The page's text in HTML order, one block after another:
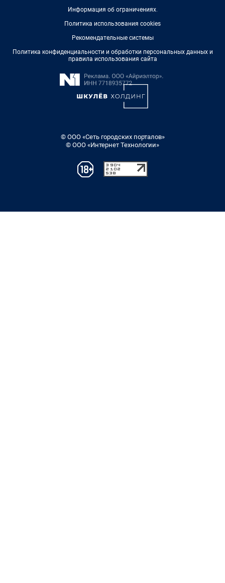
Информация об ограничениях.
Политика использования cookies
Рекомендательные системы
Политика конфиденциальности и обработки персональных данных и
правила использования сайта
© ООО «Сеть городских порталов»
© ООО «Интернет Технологии»